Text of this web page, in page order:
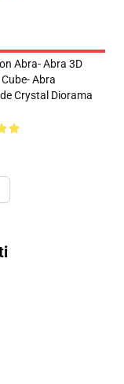
Abra- Abra 3D
Abra
Crystal Diorama